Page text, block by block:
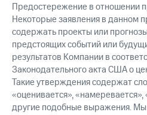
Предостережение в отношении
Некоторые заявления в данном
содержать проекты или
предстоящих событий или
результатов Компании в
Законодательного акта США о
Такие утверждения содержат
«оценивается»,
другие подобные выражения.